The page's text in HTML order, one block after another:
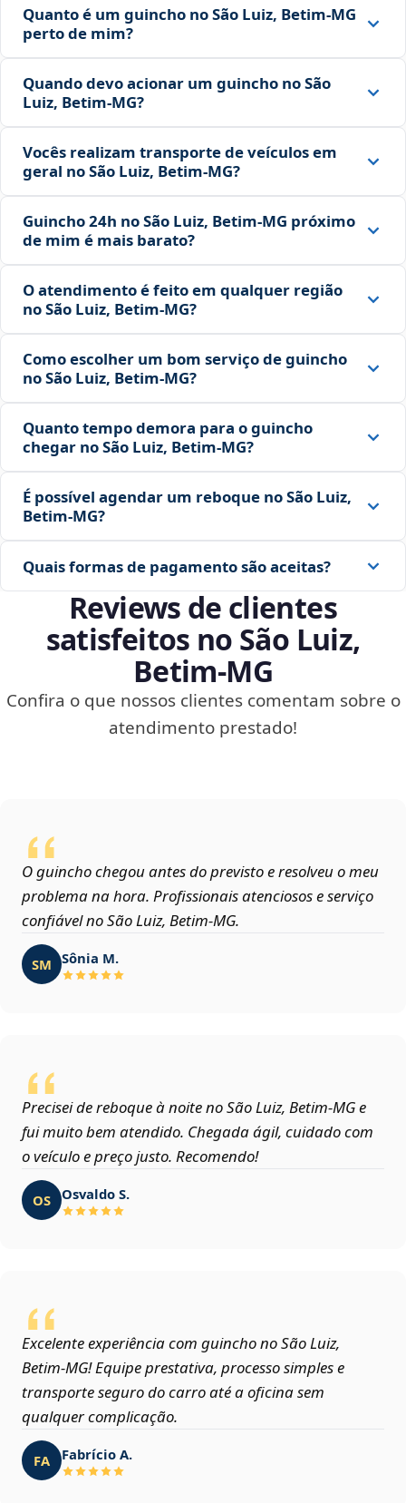
Quanto é um guincho no São Luiz, Betim‑MG
perto de mim?
Quando devo acionar um guincho no São
Luiz, Betim‑MG?
Vocês realizam transporte de veículos em
geral no São Luiz, Betim‑MG?
Guincho 24h no São Luiz, Betim‑MG próximo
de mim é mais barato?
O atendimento é feito em qualquer região
no São Luiz, Betim‑MG?
Como escolher um bom serviço de guincho
no São Luiz, Betim‑MG?
Quanto tempo demora para o guincho
chegar no São Luiz, Betim‑MG?
É possível agendar um reboque no São Luiz,
Betim‑MG?
Quais formas de pagamento são aceitas?
Reviews de clientes
satisfeitos no São Luiz,
Betim‑MG
Confira o que nossos clientes comentam sobre o
atendimento prestado!
O guincho chegou antes do previsto e resolveu o meu
problema na hora. Profissionais atenciosos e serviço
confiável no São Luiz, Betim‑MG.
SM Sônia M.
Precisei de reboque à noite no São Luiz, Betim‑MG e
fui muito bem atendido. Chegada ágil, cuidado com
o veículo e preço justo. Recomendo!
OS Osvaldo S.
Excelente experiência com guincho no São Luiz,
Betim‑MG! Equipe prestativa, processo simples e
transporte seguro do carro até a oficina sem
qualquer complicação.
FA Fabrício A.